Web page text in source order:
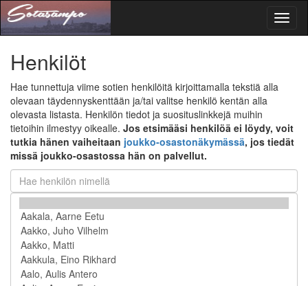
Henkilöt
Hae tunnettuja viime sotien henkilöitä kirjoittamalla tekstiä alla
olevaan täydennyskenttään ja/tai valitse henkilö kentän alla
olevasta listasta. Henkilön tiedot ja suosituslinkkejä muihin
tietoihin ilmestyy oikealle. Jos etsimääsi henkilöä ei löydy, voit
tutkia hänen vaiheitaan joukko-osastonäkymässä, jos tiedät
missä joukko-osastossa hän on palvellut.